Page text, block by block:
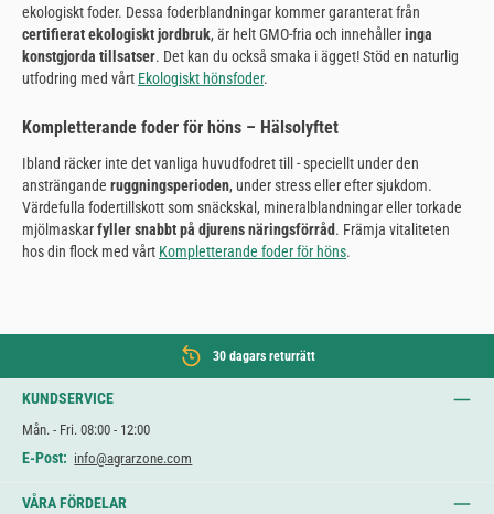
ekologiskt foder. Dessa foderblandningar kommer garanterat från
certifierat ekologiskt jordbruk, är helt GMO-fria och innehålleringa
konstgjorda tillsatser. Det kan du också smaka i ägget! Stöd en naturlig
utfodring med vårt Ekologiskt hönsfoder.
Kompletterande foder för höns – Hälsolyftet
Ibland räcker inte det vanliga huvudfodret till - speciellt under den
ansträngande ruggningsperioden, under stress eller efter sjukdom.
Värdefulla fodertillskott som snäckskal, mineralblandningar eller torkade
mjölmaskarfyller snabbt på djurens näringsförråd. Främja vitaliteten
hos din flock med vårt Kompletterande foder för höns.
30 dagars returrätt
KUNDSERVICE
Mån. - Fri. 08:00 - 12:00
E-Post: info@agrarzone.com
VÅRA FÖRDELAR